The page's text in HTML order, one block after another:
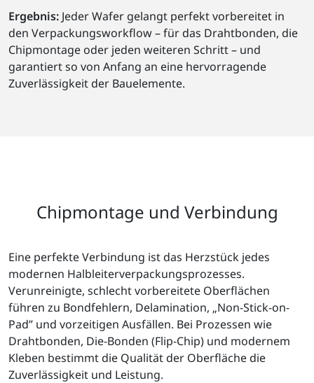
Ergebnis: Jeder Wafer gelangt perfekt vorbereitet in
den Verpackungsworkflow – für das Drahtbonden, die
Chipmontage oder jeden weiteren Schritt – und
garantiert so von Anfang an eine hervorragende
Zuverlässigkeit der Bauelemente.
Chipmontage und Verbindung
Eine perfekte Verbindung ist das Herzstück jedes
modernen Halbleiterverpackungsprozesses.
Verunreinigte, schlecht vorbereitete Oberflächen
führen zu Bondfehlern, Delamination, „Non-Stick-on-
Pad” und vorzeitigen Ausfällen. Bei Prozessen wie
Drahtbonden, Die-Bonden (Flip-Chip) und modernem
Kleben bestimmt die Qualität der Oberfläche die
Zuverlässigkeit und Leistung.